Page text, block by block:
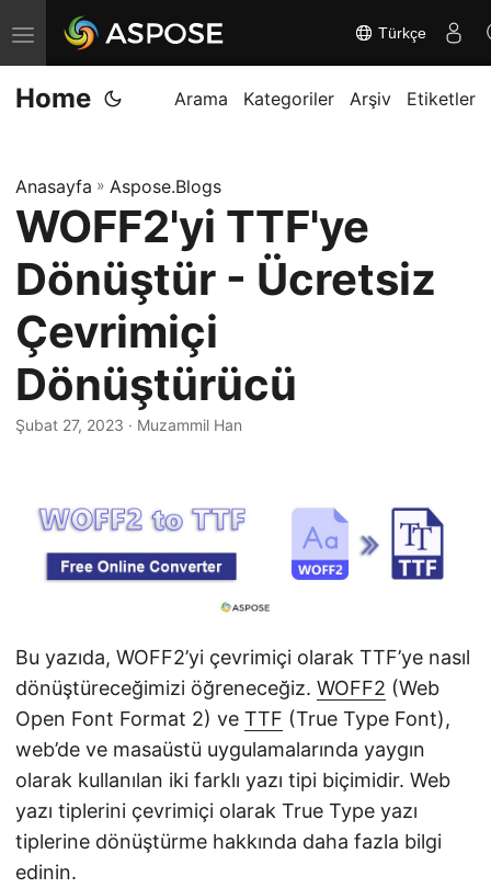
G
e
z
m
e
i
d
e
ğ
i
ş
Türkçe
Home Arama Kategoriler Arşiv Etiketler
Anasayfa » Aspose.Blogs
WOFF2'yi TTF'ye
Dönüştür - Ücretsiz
Çevrimiçi
Dönüştürücü
Şubat 27, 2023 · Muzammil Han
Bu yazıda, WOFF2’yi çevrimiçi olarak TTF’ye nasıl
dönüştüreceğimizi öğreneceğiz. WOFF2 (Web
Open Font Format 2) ve TTF (True Type Font),
web’de ve masaüstü uygulamalarında yaygın
olarak kullanılan iki farklı yazı tipi biçimidir. Web
yazı tiplerini çevrimiçi olarak True Type yazı
tiplerine dönüştürme hakkında daha fazla bilgi
edinin.